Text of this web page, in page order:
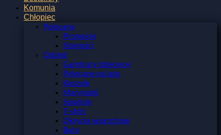
Komunia
Chłopiec
Polecane
Promocje
Nowości
Odzież
Garnitury dziecięce
Polecane na lato
Koszule
Marynarki
Spodnie
T-shirt
Okrycia wierzchnie
Buty